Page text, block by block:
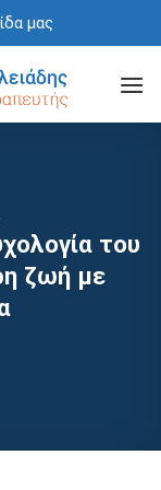
μας
του
ζωή με